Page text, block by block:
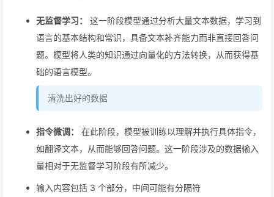
无监督学习：
这一阶段模型通过分析大量文本数据，学习到
语言的基本结构和常识，具备文本补齐能力而非直接回答问
题。模型将人类的知识通过向量化的方法转换，从而获得基
础的语言模型。
清洗出好的数据
指令微调：
在此阶段，模型被训练以理解并执行具体指令，
如翻译文本，从而能够回答问题。这一阶段涉及的数据输入
量相对于无监督学习阶段有所减少。
输入内容包括 3 个部分，中间可能有分隔符